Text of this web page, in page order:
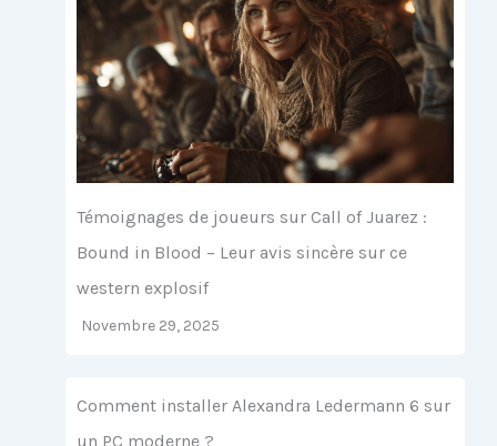
Témoignages de joueurs sur Call of Juarez :
Bound in Blood – Leur avis sincère sur ce
western explosif
Novembre 29, 2025
Comment installer Alexandra Ledermann 6 sur
un PC moderne ?